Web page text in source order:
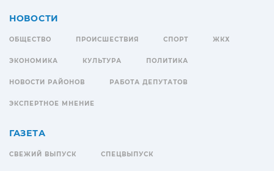
НОВОСТИ
ОБЩЕСТВО ПРОИСШЕСТВИЯ СПОРТ ЖКХ
ЭКОНОМИКА КУЛЬТУРА ПОЛИТИКА
НОВОСТИ РАЙОНОВ РАБОТА ДЕПУТАТОВ
ЭКСПЕРТНОЕ МНЕНИЕ
ГАЗЕТА
СВЕЖИЙ ВЫПУСК СПЕЦВЫПУСК